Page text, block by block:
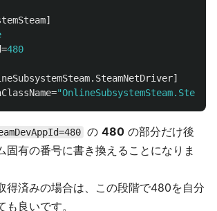
=480
=
の 480 の部分だけ後
固有の番号に書き換えることになりま
得済みの場合は、この段階で480を自分
良いです。